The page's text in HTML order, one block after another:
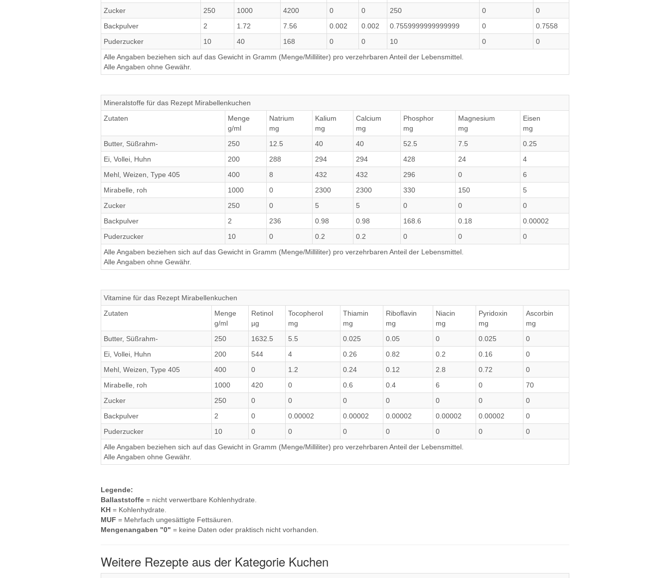
Zucker
250 1000 4200 0 0 250 0
0
Backpulver
2 1.72 7.56 0.002 0.002 0.7559999999999999 0
0.7558
Puderzucker
10 40 168 0 0 10 0
0
Alle Angaben beziehen sich auf das Gewicht in Gramm (Menge/Milliliter) pro verzehrbaren Anteil der Lebensmittel.
Alle Angaben ohne Gewähr.
Mineralstoffe für das Rezept Mirabellenkuchen
Zutaten
Menge
g/ml
Natrium
mg
Kalium
mg
Calcium
mg
Phosphor
mg
Magnesium
mg
Eisen
mg
Butter, Süßrahm-
250 12.5 40 40 52.5 7.5
0.25
Ei, Vollei, Huhn
200 288 294 294 428 24
4
Mehl, Weizen, Type 405
400 8 432 432 296 0
6
Mirabelle, roh
1000 0 2300 2300 330 150
5
Zucker
250 0 5 5 0 0
0
Backpulver
2 236 0.98 0.98 168.6 0.18
0.00002
Puderzucker
10 0 0.2 0.2 0 0
0
Alle Angaben beziehen sich auf das Gewicht in Gramm (Menge/Milliliter) pro verzehrbaren Anteil der Lebensmittel.
Alle Angaben ohne Gewähr.
Vitamine für das Rezept Mirabellenkuchen
Zutaten
Menge
g/ml
Retinol
µg
Tocopherol
mg
Thiamin
mg
Riboflavin
mg
Niacin
mg
Pyridoxin
mg
Ascorbin
mg
Butter, Süßrahm-
250 1632.5 5.5 0.025 0.05 0 0.025
0
Ei, Vollei, Huhn
200 544 4 0.26 0.82 0.2 0.16
0
Mehl, Weizen, Type 405
400 0 1.2 0.24 0.12 2.8 0.72
0
Mirabelle, roh
1000 420 0 0.6 0.4 6 0
70
Zucker
250 0 0 0 0 0 0
0
Backpulver
2 0 0.00002 0.00002 0.00002 0.00002 0.00002
0
Puderzucker
10 0 0 0 0 0 0
0
Alle Angaben beziehen sich auf das Gewicht in Gramm (Menge/Milliliter) pro verzehrbaren Anteil der Lebensmittel.
Alle Angaben ohne Gewähr.
Legende:
Ballaststoffe = nicht verwertbare Kohlenhydrate.
KH = Kohlenhydrate.
MUF = Mehrfach ungesättigte Fettsäuren.
Mengenangaben "0" = keine Daten oder praktisch nicht vorhanden.
Weitere Rezepte aus der Kategorie Kuchen